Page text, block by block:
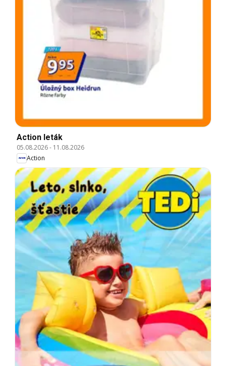
Action leták
05.08.2026- 11.08.2026
Action